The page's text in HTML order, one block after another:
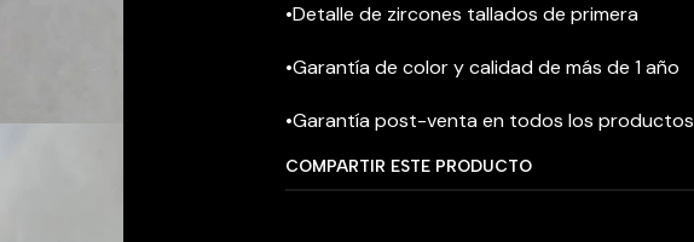
•Detalle de zircones tallados de primera
•Garantía de color y calidad de más de 1 año
•Garantía post-venta en todos los productos
COMPARTIR ESTE PRODUCTO